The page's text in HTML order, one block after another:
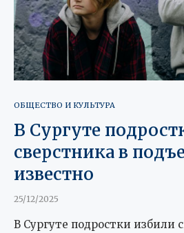
ОБЩЕСТВО И КУЛЬТУРА
В Сургуте
сверстника в
известно
25/12/2025
В Сургуте подростки избили